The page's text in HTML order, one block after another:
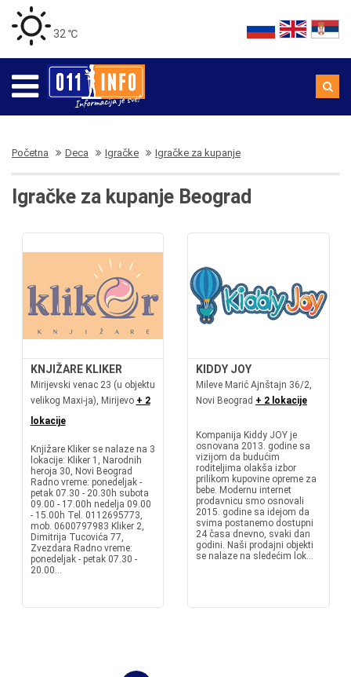
32 ℃
Početna Deca Igračke Igračke za kupanje
Igračke za kupanje Beograd
KNJIŽARE KLIKER
Mirijevski venac 23 (u objektu
velikog Maxi-ja), Mirijevo + 2
lokacije
Knjižare Kliker se nalaze na 3
lokacije: Kliker 1, Narodnih
heroja 30, Novi Beograd
Radno vreme: ponedeljak -
petak 07.30 - 20.30h subota
09.00 - 17.00h nedelja 09.00
- 15.00h Tel. 0112695773,
mob. 0600797983 Kliker 2,
Dimitrija Tucovića 77,
Zvezdara Radno vreme:
ponedeljak - petak 07.30 -
20.00...
KIDDY JOY
Mileve Marić Ajnštajn 36/2,
Novi Beograd + 2 lokacije
Kompanija Kiddy JOY je
osnovana 2013. godine sa
vizijom da budućim
roditeljima olakša izbor
prilikom kupovine opreme za
bebe. Modernu internet
prodavnicu smo osnovali
2015. godine sa idejom da
svima postanemo dostupni
24 časa dnevno, svaki dan
godini. Naši prodajni objekti
se nalaze na sledećim lok...